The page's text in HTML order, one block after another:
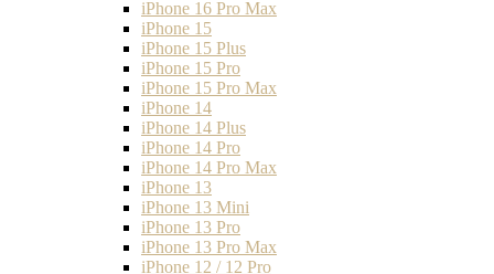
iPhone 16 Pro Max
iPhone 15
iPhone 15 Plus
iPhone 15 Pro
iPhone 15 Pro Max
iPhone 14
iPhone 14 Plus
iPhone 14 Pro
iPhone 14 Pro Max
iPhone 13
iPhone 13 Mini
iPhone 13 Pro
iPhone 13 Pro Max
iPhone 12 / 12 Pro